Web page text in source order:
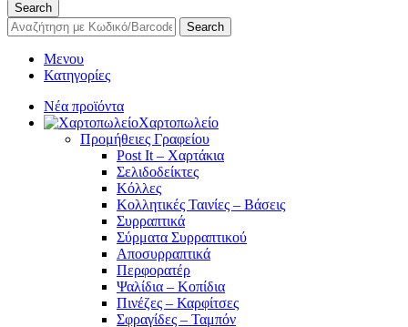
Search
Search
Μενου
Κατηγορίες
Νέα προϊόντα
Χαρτοπωλείο
Προμήθειες Γραφείου
Post It – Χαρτάκια
Σελιδοδείκτες
Κόλλες
Κολλητικές Ταινίες – Βάσεις
Συρραπτικά
Σύρματα Συρραπτικού
Αποσυρραπτικά
Περφορατέρ
Ψαλίδια – Κοπίδια
Πινέζες – Καρφίτσες
Σφραγίδες – Ταμπόν